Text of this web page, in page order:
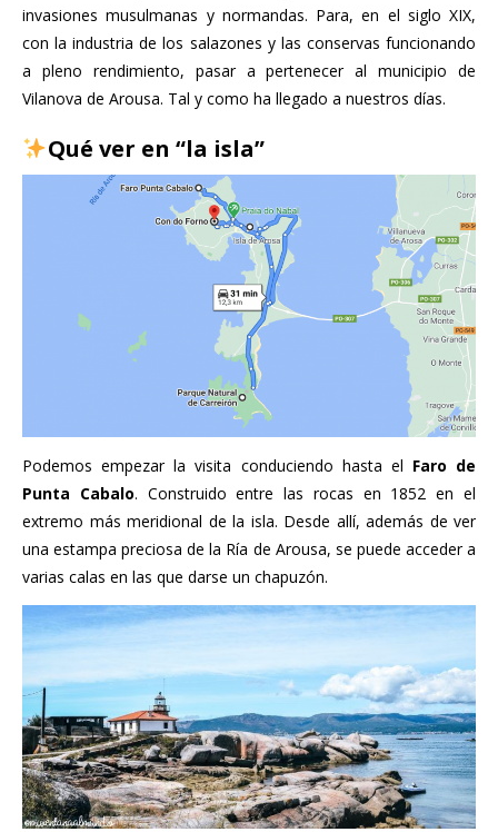
invasiones musulmanas y normandas. Para, en el siglo XIX,
con la industria de los salazones y las conservas funcionando
a pleno rendimiento, pasar a pertenecer al municipio de
Vilanova de Arousa. Tal y como ha llegado a nuestros días.
Qué ver en “la isla”
Podemos empezar la visita conduciendo hasta el Faro de
Punta Cabalo. Construido entre las rocas en 1852 en el
extremo más meridional de la isla. Desde allí, además de ver
una estampa preciosa de la Ría de Arousa, se puede acceder a
varias calas en las que darse un chapuzón.